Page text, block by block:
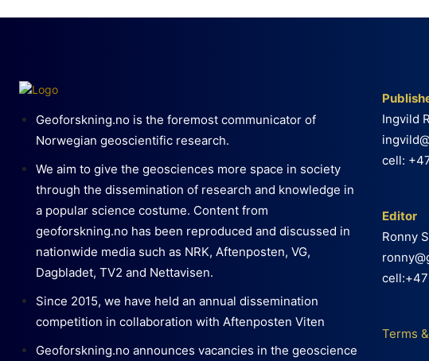
Geoforskning.no is the foremost communicator of
Norwegian geoscientific research.
We aim to give the geosciences more space in society
through the dissemination of research and knowledge in
a popular science costume. Content from
geoforskning.no has been reproduced and discussed in
nationwide media such as NRK, Aftenposten, VG,
Dagbladet, TV2 and Nettavisen.
Since 2015, we have held an annual dissemination
competition in collaboration with Aftenposten Viten
Geoforskning.no announces vacancies in the geoscience
Ingvild
cell:
Editor
Ronny
Terms